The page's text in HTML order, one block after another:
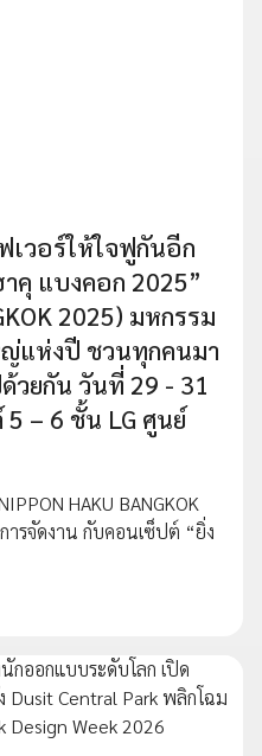
เวอร์ให้ใจฟูกันอีก
คุ แบงคอก 2025”
2025) มหกรรม
แห่งปี ชวนทุกคนมา
วยกัน วันที่ 29 - 31
– 6 ชั้น LG ศูนย์
HAKU BANGKOK
รจัดงาน กับคอนเซ็ปต์ “ยิ่ง